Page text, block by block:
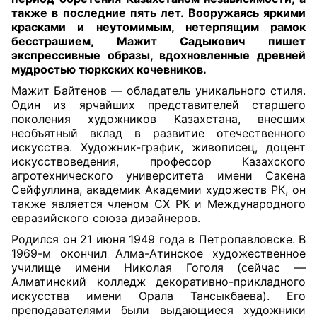
также в последние пять лет. Вооружаясь яркими
красками и неутомимым, нетерпящим рамок
бесстрашием, Мажит Садыкович пишет
экспрессивные образы, вдохновленные древней
мудростью тюркских кочевников.
Мажит Байтенов — обладатель уникального стиля.
Один из ярчайших представителей старшего
поколения художников Казахстана, внесших
необъятный вклад в развитие отечественного
искусства. Художник-график, живописец, доцент
искусствоведения, профессор Казахского
агротехнического университета имени Сакена
Сейфуллина, академик Академии художеств РК, он
также является членом СХ РК и Международного
евразийского союза дизайнеров.
Родился он 21 июня 1949 года в Петропавловске. В
1969-м окончил Алма-Атинское художественное
училище имени Николая Гоголя (сейчас —
Алматинский колледж декоративно-прикладного
искусства имени Орала Тансыкбаева). Его
преподавателями были выдающиеся художники